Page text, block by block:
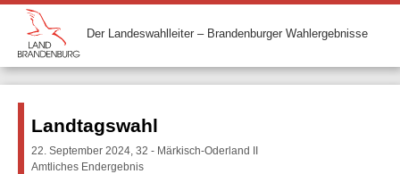
Der Landeswahlleiter – Brandenburger Wahlergebnisse
Landtagswahl
22. September 2024, 32 - Märkisch-Oderland II
Amtliches Endergebnis